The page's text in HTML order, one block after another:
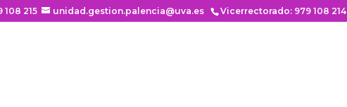
215 unidad.gestion.palencia@uva.es Vicerrectorado: 979 108 214